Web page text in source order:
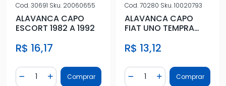
Cod.30691 Sku. 20060655
ALAVANCA CAPO
ESCORT 1982 A 1992
R$ 16,17
Diminuir Quantidade
Quantidade
Adicionar Quantidade
Comprar
Cod.70280 Sku.10020793
ALAVANCA CAPO
FIAT UNO TEMPRA
R$ 13,12
Diminuir Quantidade
Quantidade
AdicionarComprar